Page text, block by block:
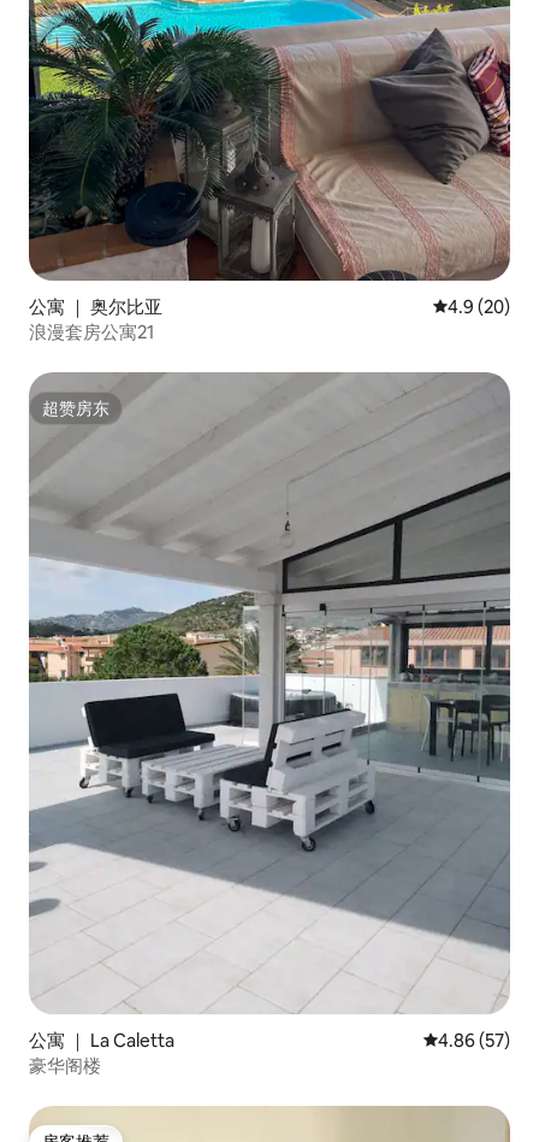
公寓 ｜ 奥尔比亚 平均评分
4.9 (20)
浪漫套房公寓21
超赞房东
超赞房东
公寓 ｜ La Caletta 平均评分
4.86 (57)
豪华阁楼